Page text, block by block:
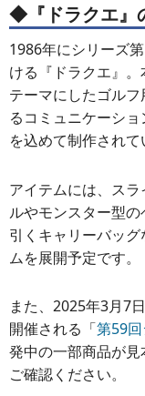
◆『ドラクエ』
1986年にシリーズ
ける『ドラクエ』
テーマにしたゴル
るコミュニケーシ
を込めて制作されて
アイテムには、ス
ルやモンスター型
引くキャリーバッ
ムを展開予定です。
また、2025年3月7
開催される「第59
発中の一部商品が
ご確認ください。